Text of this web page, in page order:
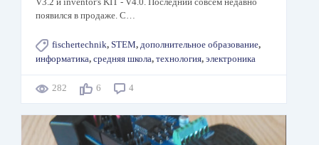
появился в продаже. С…
fischertechnik, STEM, дополнительное образование,
информатика, средняя школа, технология, электроника
282 6 4